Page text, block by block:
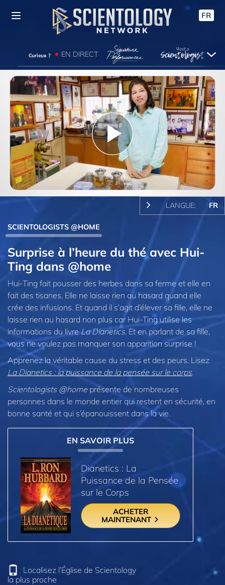
FR
Curieux ? EN DIRECT
Play
Video
LANGUE: FR
SCIENTOLOGISTS @HOME
Surprise à l’heure du thé avec Hui-
Ting dans @home
Hui-Ting fait pousser des herbes dans sa ferme et elle en
fait des tisanes. Elle ne laisse rien au hasard quand elle
crée des infusions. Et quand il s’agit d’élever sa fille, elle ne
laisse rien au hasard non plus car Hui-Ting utilise les
informations du livreLa Dianetics. Et en parlant de sa fille,
vous ne voulez pas manquer son apparition surprise !
Apprenez la véritable cause du stress et des peurs. Lisez
La Dianetics : la puissance de la pensée sur le corps.
Scientologists @home présente de nombreuses
personnes dans le monde entier qui restent en sécurité, en
bonne santé et qui s’épanouissent dans la vie.
EN SAVOIR PLUS
Dianetics : La
Puissance de la Pensée
sur le Corps
ACHETER
MAINTENANT
Localisez l’Église de Scientology
la plus proche